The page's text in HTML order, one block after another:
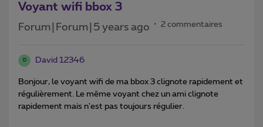
Voyant wifi bbox 3
Forum|Forum|5 years ago 2 commentaires
D David 12346
Bonjour, le voyant wifi de ma bbox 3 clignote rapidement et
régulièrement. Le même voyant chez un ami clignote
rapidement mais n'est pas toujours régulier.